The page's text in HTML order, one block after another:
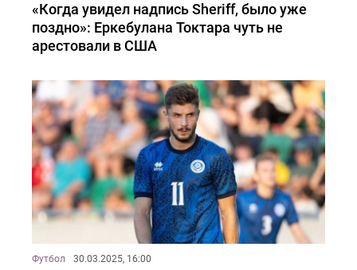
«Когда увидел надпись Sheriff, было уже
поздно»: Еркебулана Токтара чуть не
арестовали в США
Футбол 30.03.2025, 16:00